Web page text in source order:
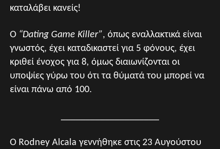
καταλάβει κανείς!
Ο “Dating Game Killer”, όπως εναλλακτικά είναι
γνωστός, έχει καταδικαστεί για 5 φόνους, έχει
κριθεί ένοχος για 8, όμως διαιωνίζονται οι
υποψίες γύρω του ότι τα θύματά του μπορεί να
είναι πάνω από 100.
Ο Rodney Alcala γεννήθηκε στις 23 Αυγούστου